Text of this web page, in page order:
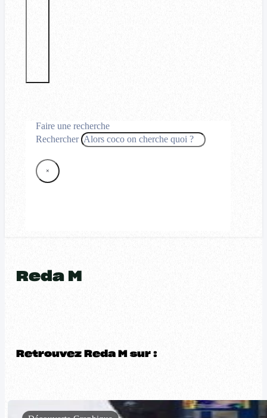
Faire une recherche
Rechercher
×
Reda M
Retrouvez Reda M sur :